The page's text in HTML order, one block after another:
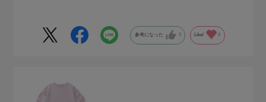
お出かけ用には無理です
参考になった 3 Like! 0